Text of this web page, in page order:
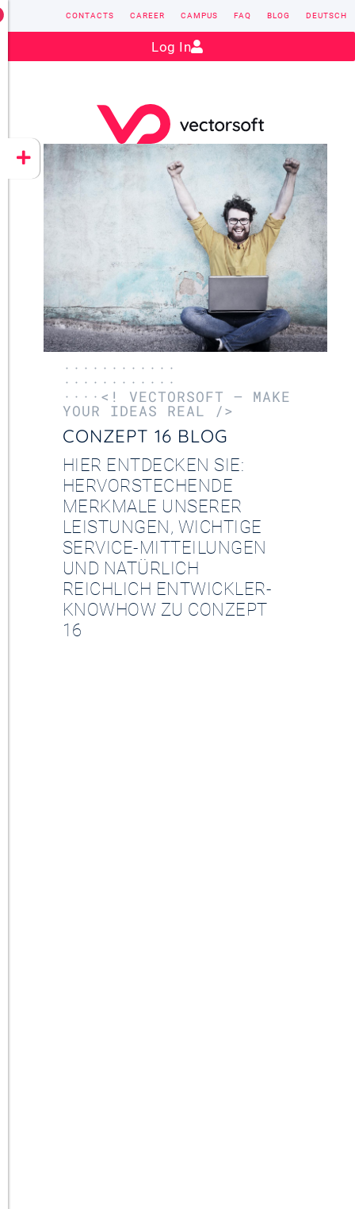
CONZEPT 16
YEET
Contact: sales@vectorsoft.de
CONTACTS CAREER CAMPUS FAQ BLOG DEUTSCH
Log In
············
············
····<! VECTORSOFT – MAKE
YOUR IDEAS REAL />
CONZEPT 16 BLOG
HIER ENTDECKEN SIE:
HERVORSTECHENDE
MERKMALE UNSERER
LEISTUNGEN, WICHTIGE
SERVICE-MITTEILUNGEN
UND NATÜRLICH
REICHLICH ENTWICKLER-
KNOWHOW ZU CONZEPT
16